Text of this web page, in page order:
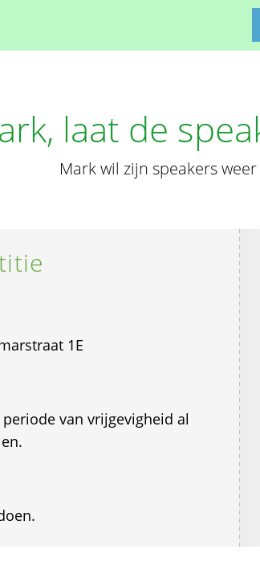
laat de
Mark wil zijn speakers
1E
van vrijgevigheid al